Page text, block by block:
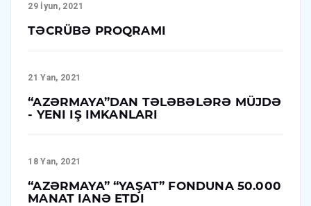
29 İyun, 2021
TƏCRÜBƏ PROQRAMI
21 Yan, 2021
“AZƏRMAYA”DAN TƏLƏBƏLƏRƏ MÜJDƏ
- YENI IŞ IMKANLARI
18 Yan, 2021
“AZƏRMAYA” “YAŞAT” FONDUNA 50.000
MANAT IANƏ ETDI